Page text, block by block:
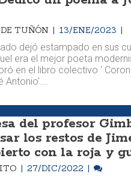
TUÑÓN 13/ENE/2023
dejó estampado en sus
era el mejor poeta
en el libro colectivo '
Antonio'.…
del profesor
los restos de
con la roja y
27/DIC/2022